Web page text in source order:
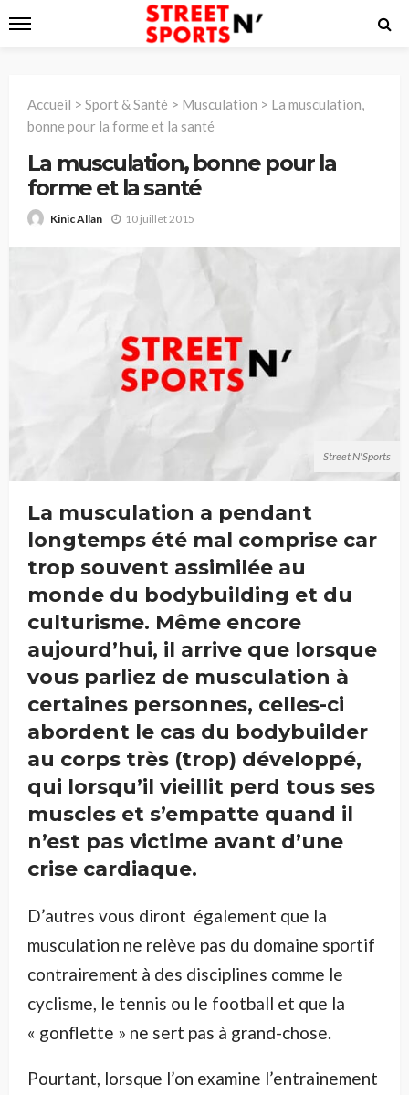
Accueil > Sport & Santé > Musculation > La musculation,
bonne pour la forme et la santé
La musculation, bonne pour la
forme et la santé
Kinic Allan 10 juillet 2015
Street N'Sports
La musculation a pendant
longtemps été mal comprise car
trop souvent assimilée au
monde du bodybuilding et du
culturisme. Même encore
aujourd’hui, il arrive que lorsque
vous parliez de musculation à
certaines personnes, celles-ci
abordent le cas du bodybuilder
au corps très (trop) développé,
qui lorsqu’il vieillit perd tous ses
muscles et s’empatte quand il
n’est pas victime avant d’une
crise cardiaque.
D’autres vous diront également que la
musculation ne relève pas du domaine sportif
contrairement à des disciplines comme le
cyclisme, le tennis ou le football et que la
« gonflette » ne sert pas à grand-chose.
Pourtant, lorsque l’on examine l’entrainement